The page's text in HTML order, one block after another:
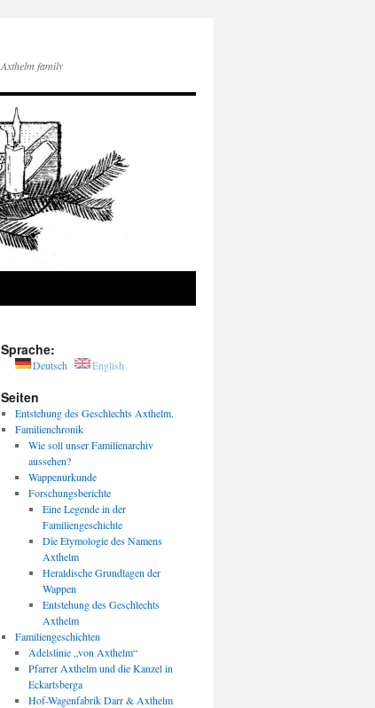
Axthelm family
Sprache:
Deutsch English
Seiten
Entstehung des Geschlechts Axthelm.
Familienchronik
Wie soll unser Familienarchiv
aussehen?
Wappenurkunde
Forschungsberichte
Eine Legende in der
Familiengeschichte
Die Etymologie des Namens
Axthelm
Heraldische Grundlagen der
Wappen
Entstehung des Geschlechts
Axthelm
Familiengeschichten
Adelslinie „von Axthelm“
Pfarrer Axthelm und die Kanzel in
Eckartsberga
Hof-Wagenfabrik Darr & Axthelm